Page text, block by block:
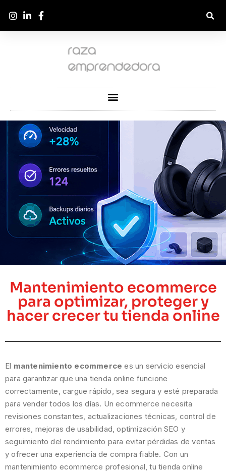
Mantenimiento ecommerce
para optimizar, proteger y
hacer crecer tu tienda online
El mantenimiento ecommerce es un servicio esencial
para garantizar que una tienda online funcione
correctamente, cargue rápido, sea segura y esté preparada
para vender todos los días. Un ecommerce necesita
revisiones constantes, actualizaciones técnicas, control de
errores, mejoras de usabilidad, optimización SEO y
seguimiento del rendimiento para evitar pérdidas de ventas
y ofrecer una experiencia de compra fiable. Con un
mantenimiento ecommerce profesional, tu tienda online